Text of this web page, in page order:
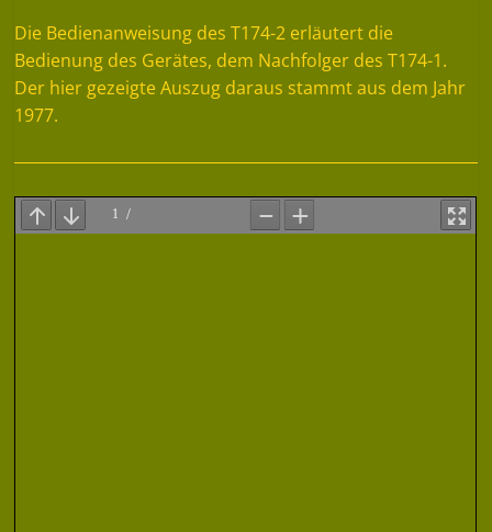
Die Bedienanweisung des T174-2 erläutert die
Bedienung des Gerätes, dem Nachfolger des T174-1.
Der hier gezeigte Auszug daraus stammt aus dem Jahr
1977.